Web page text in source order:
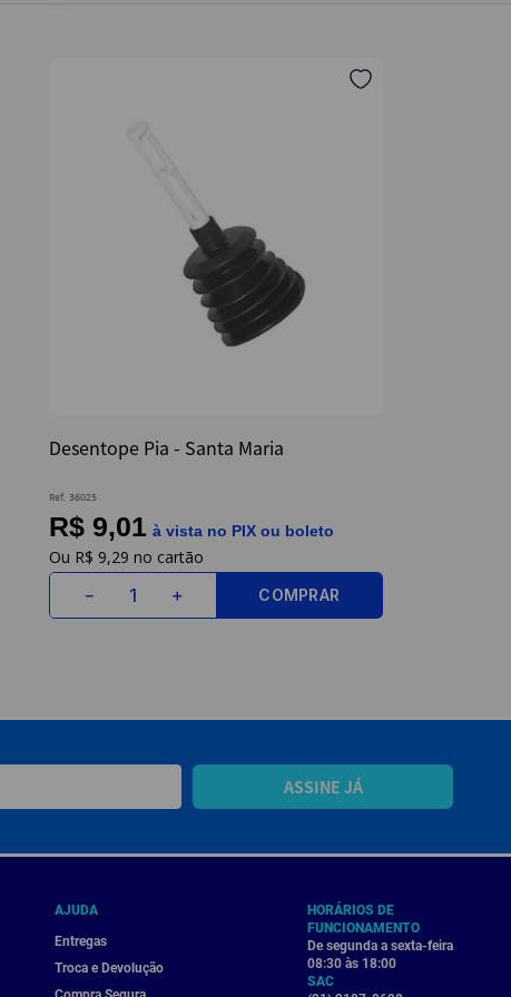
Desentope Pia - Santa Maria
Ref. 36025
R$ 9,01 à vista no PIX ou boleto
R$ 9,29
＋
－ COMPRAR
ASSINE JÁ
AJUDA
Entregas
Troca e Devolução
HORÁRIOS DE
FUNCIONAMENTO
De segunda a sexta-feira
08:30 às 18:00
SAC